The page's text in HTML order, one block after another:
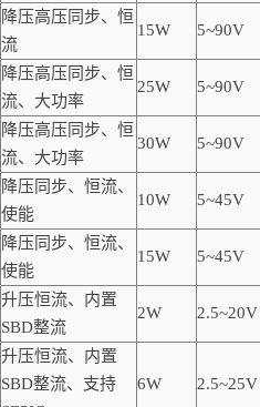
降压高压同步、恒
流
15W 5~90V
降压高压同步、恒
流、大功率
25W 5~90V
降压高压同步、恒
流、大功率
30W 5~90V
降压同步、恒流、
使能
10W 5~45V
降压同步、恒流、
使能
15W 5~45V
升压恒流、内置
SBD整流
2W 2.5~20V
升压恒流、内置
SBD整流、支持
6W 2.5~25V